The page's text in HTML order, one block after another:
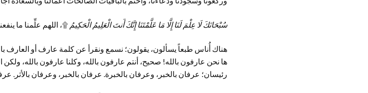
سُبْحَانَكَ لَا عِلْمَ لَنَا إِلَّا مَا عَلَّمْتَنَا إِنَّكَ أَنتَ الْعَلِيمُ الْحَكِيمُ ۩، اللهم علِّمنا ما
هناك أُناس طبعاً يسألون، يقولون؛ نسمع ونقرأ عن كلمة عارف أو العارف
ها نحن عارفون بالله! صحيح، أنتم عارفون بالله، وكلنا عارفون بالله،
رئيسان؛ عرفان بالخبر، وعرفان بالخبرة. عرفان بالخبر، وعرفان بالأثر.